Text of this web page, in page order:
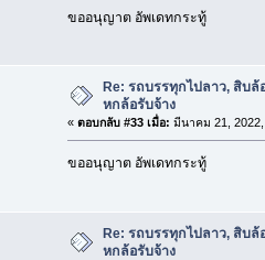
ขออนุญาต อัพเดทกระทู้
Re: รถบรรทุกไปลาว, สิบล้
หกล้อรับจ้าง
« ตอบกลับ #33 เมื่อ: มีนาคม 21,
ขออนุญาต อัพเดทกระทู้
Re: รถบรรทุกไปลาว, สิบล้
หกล้อรับจ้าง